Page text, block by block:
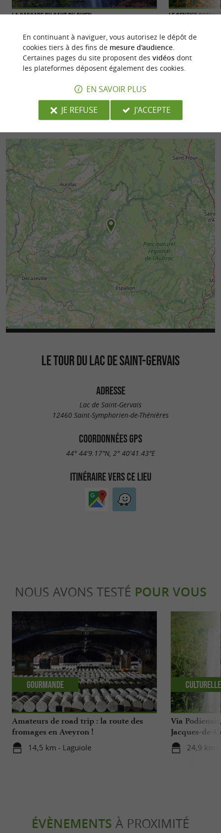
La cascade du Saut du Chien
forêt qui longe les berges de la rivière La Truyère,
qui traverse ...
2,2 km - Montézic
Le sentier
randonnée,
Pays du ...
2,4 km -
LE TOUR DU LAC DE SAINT-GERVAIS
ADRESSE
Lac de Saint-Gervais
12460 Saint-Symphorien-de-Thénières
COORDONNÉES GPS
44° 44'9.17"N, 2° 40'41.43"E
ITINÉRAIRE VERS CE LIEU
NOUS AVONS TESTÉ POUR VOUS
Amateurs de road trip : la route des
fromages en Aveyron !
14,5 km - Laguiole
Gourmande
Via
Jacques-de-
Tarn-Aveyron
24,9 km
Culturelle
ÉVÈNEMENTS À PROXIMITÉ
En continuant à naviguer, vous autorisez le dépôt de
cookies tiers à des fins de mesure d'audience.
Certaines pages du site proposent des vidéosdont
les plateformes déposent également des cookies.
EN SAVOIR PLUS
JE REFUSE
J'ACCEPTE